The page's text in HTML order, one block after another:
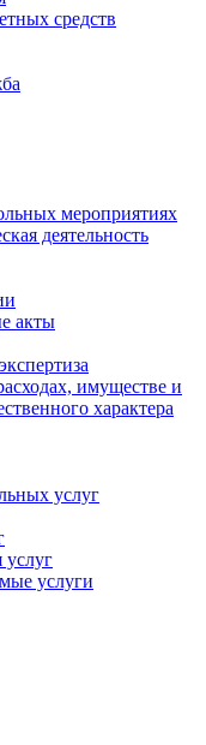
средств
мероприятиях
деятельность
акты
имуществе и
характера
услуг
услуги